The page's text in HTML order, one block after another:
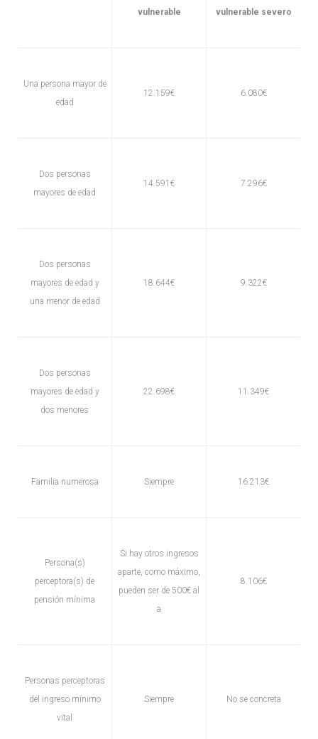
vulnerable
vulnerable severo
Una persona mayor de
edad
12.159€ 6.080€
Dos personas
mayores de edad
14.591€ 7.296€
Dos personas
mayores de edad y
una menor de edad
18.644€ 9.322€
Dos personas
mayores de edad y
dos menores
22.698€ 11.349€
Familia numerosa Siempre 16.213€
Persona(s)
perceptora(s) de
pensión mínima
Si hay otros ingresos
aparte, como máximo,
pueden ser de 500€ al
a
8.106€
Personas perceptoras
del ingreso mínimo
vital
Siempre No se concreta